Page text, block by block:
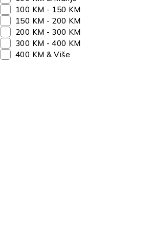
100 KM - 150 KM
150 KM - 200 KM
200 KM - 300 KM
300 KM - 400 KM
400 KM & Više